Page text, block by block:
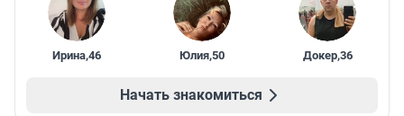
Ирина,46 Юлия,50 Докер,36
Начать знакомиться